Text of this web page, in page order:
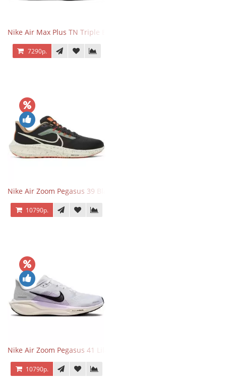
Nike Air Max Plus TN Triple Black
7290р.
Nike Air Zoom Pegasus 39 Black White Orange
10790р.
Nike Air Zoom Pegasus 41 Lilac Bloom
10790р.